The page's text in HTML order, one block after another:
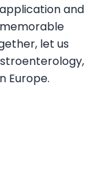
and
let us
Europe.